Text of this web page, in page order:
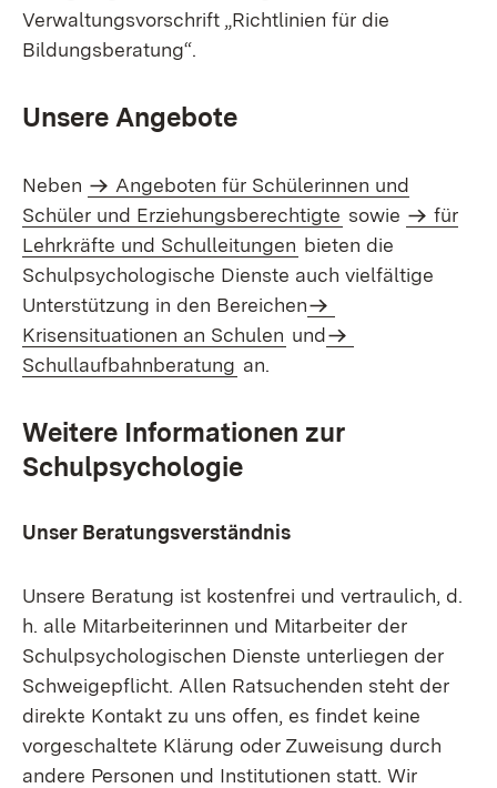
Verwaltungsvorschrift „Richtlinien für die
Bildungsberatung“.
Unsere Angebote
Neben
Angeboten für Schülerinnen und
Schüler und Erziehungsberechtigte sowie
für
Lehrkräfte und Schulleitungen bieten die
Schulpsychologische Dienste auch vielfältige
Unterstützung in den Bereichen
Krisensituationen an Schulen und
Schullaufbahnberatung an.
Weitere Informationen zur
Schulpsychologie
Unser Beratungsverständnis
Unsere Beratung ist kostenfrei und vertraulich, d.
h. alle Mitarbeiterinnen und Mitarbeiter der
Schulpsychologischen Dienste unterliegen der
Schweigepflicht. Allen Ratsuchenden steht der
direkte Kontakt zu uns offen, es findet keine
vorgeschaltete Klärung oder Zuweisung durch
andere Personen und Institutionen statt. Wir